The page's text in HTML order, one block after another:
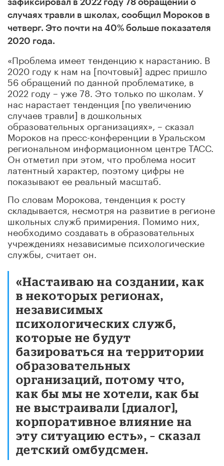
зафиксировал в 2022 году 78 обращений о
случаях травли в школах, сообщил Мороков в
четверг. Это почти на 40% больше показателя
2020 года.
«Проблема имеет тенденцию к нарастанию. В
2020 году к нам на [почтовый] адрес пришло
56 обращений по данной проблематике, в
2022 году – уже 78. Это только по школам. У
нас нарастает тенденция [по увеличению
случаев травли] в дошкольных
образовательных организациях», – сказал
Мороков на пресс-конференции в Уральском
региональном информационном центре ТАСС.
Он отметил при этом, что проблема носит
латентный характер, поэтому цифры не
показывают ее реальный масштаб.
По словам Морокова, тенденция к росту
складывается, несмотря на развитие в регионе
школьных служб примирения. Помимо них,
необходимо создавать в образовательных
учреждениях независимые психологические
службы, считает он.
«Настаиваю на создании, как
в некоторых регионах,
независимых
психологических служб,
которые не будут
базироваться на территории
образовательных
организаций, потому что,
как бы мы не хотели, как бы
не выстраивали [диалог],
корпоративное влияние на
эту ситуацию есть», – сказал
детский омбудсмен.